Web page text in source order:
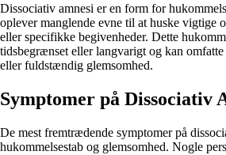
Dissociativ amnesi er en form for
oplever manglende evne til at huske vigtige
eller specifikke begivenheder. Dette
tidsbegrænset eller langvarigt og kan
eller fuldstændig glemsomhed.
Symptomer på Dissociativ
De mest fremtrædende symptomer på
hukommelsestab og glemsomhed. Nogle